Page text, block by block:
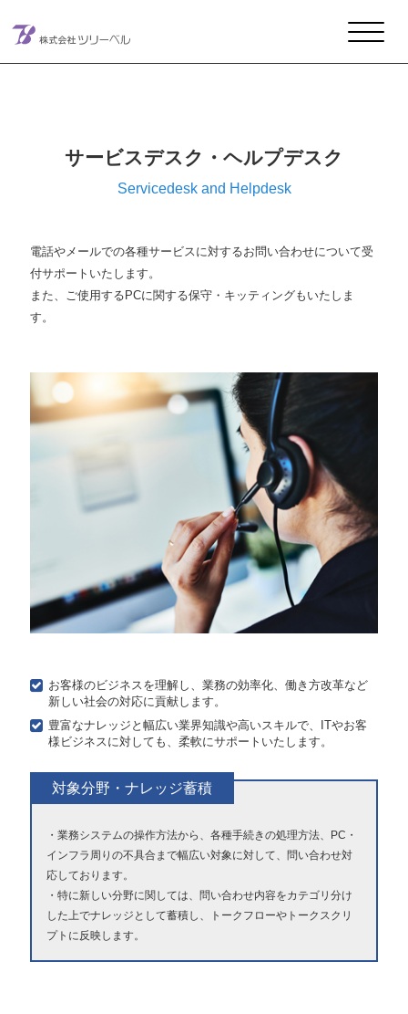
メインナビゲーション
サービスデスク・ヘルプデスク
Servicedesk and Helpdesk
電話やメールでの各種サービスに対するお問い合わせについて受
付サポートいたします。
また、ご使用するPCに関する保守・キッティングもいたしま
す。
お客様のビジネスを理解し、業務の効率化、働き方改革など
新しい社会の対応に貢献します。
豊富なナレッジと幅広い業界知識や高いスキルで、ITやお客
様ビジネスに対しても、柔軟にサポートいたします。
対象分野・ナレッジ蓄積
業務システムの操作方法から、各種手続きの処理方法、PC・
インフラ周りの不具合まで幅広い対象に対して、問い合わせ対
応しております。
特に新しい分野に関しては、問い合わせ内容をカテゴリ分け
した上でナレッジとして蓄積し、トークフローやトークスクリ
プトに反映します。